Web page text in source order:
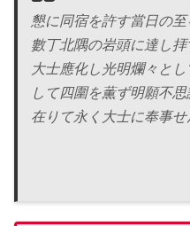
懇に同宿を許す當日の
數丁北隅の岩頭に達し
大士應化し光明爛々と
して四圍を薫ず明願不
在りて永く大士に奉事